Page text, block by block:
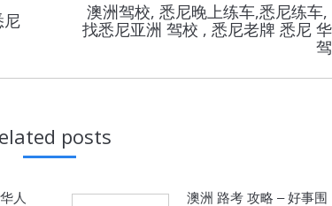
尼
Next
post:
澳洲驾校, 悉尼晚上练车,悉尼练车,
找悉尼亚洲 驾校 , 悉尼老牌 悉尼
posts
人
澳洲 路考 攻略 – 好事围